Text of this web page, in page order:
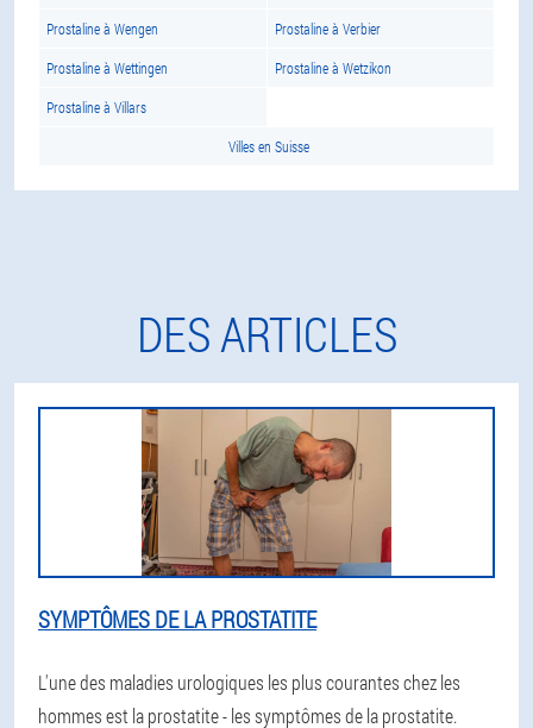
Prostaline à Wengen Prostaline à Verbier
Prostaline à Wettingen Prostaline à Wetzikon
Prostaline à Villars
Villes en Suisse
DES ARTICLES
SYMPTÔMES DE LA PROSTATITE
L'une des maladies urologiques les plus courantes chez les
hommes est la prostatite - les symptômes de la prostatite.